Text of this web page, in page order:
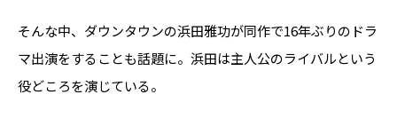
そんな中、ダウンタウンの浜田雅功が同作で16年ぶりのドラ
マ出演をすることも話題に。浜田は主人公のライバルという
役どころを演じている。